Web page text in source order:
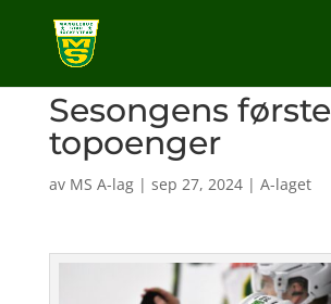
Sesongens første
topoenger
av MS A-lag| sep 27, 2024| A-laget